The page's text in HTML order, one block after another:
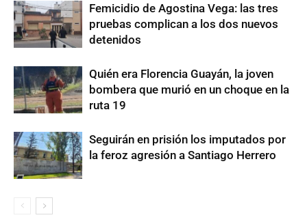
Femicidio de Agostina Vega: las tres
pruebas complican a los dos nuevos
detenidos
Quién era Florencia Guayán, la joven
bombera que murió en un choque en la
ruta 19
Seguirán en prisión los imputados por
la feroz agresión a Santiago Herrero